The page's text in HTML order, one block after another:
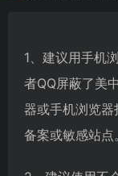
1、建议用手机
者QQ屏蔽了美
器或手机浏览
备案或敏感站点。